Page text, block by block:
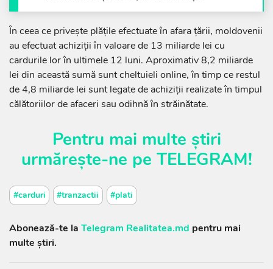
În ceea ce privește plățile efectuate în afara țării, moldovenii
au efectuat achiziții în valoare de 13 miliarde lei cu
cardurile lor în ultimele 12 luni. Aproximativ 8,2 miliarde
lei din această sumă sunt cheltuieli online, în timp ce restul
de 4,8 miliarde lei sunt legate de achiziții realizate în timpul
călătoriilor de afaceri sau odihnă în străinătate.
Pentru mai multe știri
urmărește-ne pe TELEGRAM!
#carduri #tranzactii #plati
Abonează-te la Telegram Realitatea.md pentru mai
multe știri.